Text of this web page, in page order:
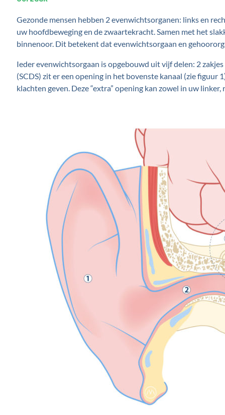
Gezonde mensen hebben 2 evenwichtsorganen: links en
uw hoofdbeweging en de zwaartekracht. Samen met het
binnenoor. Dit betekent dat evenwichtsorgaan en
Ieder evenwichtsorgaan is opgebouwd uit vijf delen: 2
(SCDS) zit er een opening in het bovenste kanaal (zie figuur
klachten geven. Deze “extra” opening kan zowel in uw